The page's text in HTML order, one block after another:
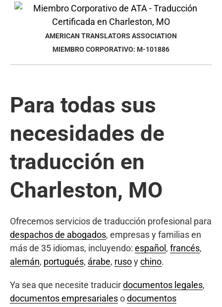
AMERICAN TRANSLATORS ASSOCIATION
MIEMBRO CORPORATIVO: M-101886
Para todas sus
necesidades de
traducción en
Charleston, MO
Ofrecemos servicios de traducción profesional para
despachos de abogados, empresas y familias en
más de 35 idiomas, incluyendo: español , francés,
alemán, portugués, árabe, rusoychino.
Ya sea que necesite traducirdocumentos legales,
documentos empresarialesodocumentos